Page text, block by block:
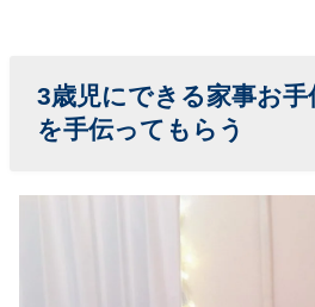
3歳児にできる家事お
を手伝ってもらう